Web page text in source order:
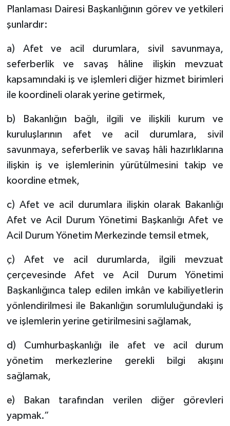
Planlaması Dairesi Başkanlığının görev ve yetkileri
şunlardır:
a) Afet ve acil durumlara, sivil savunmaya,
seferberlik ve savaş hâline ilişkin mevzuat
kapsamındaki iş ve işlemleri diğer hizmet birimleri
ile koordineli olarak yerine getirmek,
b) Bakanlığın bağlı, ilgili ve ilişkili kurum ve
kuruluşlarının afet ve acil durumlara, sivil
savunmaya, seferberlik ve savaş hâli hazırlıklarına
ilişkin iş ve işlemlerinin yürütülmesini takip ve
koordine etmek,
c) Afet ve acil durumlara ilişkin olarak Bakanlığı
Afet ve Acil Durum Yönetimi Başkanlığı Afet ve
Acil Durum Yönetim Merkezinde temsil etmek,
ç) Afet ve acil durumlarda, ilgili mevzuat
çerçevesinde Afet ve Acil Durum Yönetimi
Başkanlığınca talep edilen imkân ve kabiliyetlerin
yönlendirilmesi ile Bakanlığın sorumluluğundaki iş
ve işlemlerin yerine getirilmesini sağlamak,
d) Cumhurbaşkanlığı ile afet ve acil durum
yönetim merkezlerine gerekli bilgi akışını
sağlamak,
e) Bakan tarafından verilen diğer görevleri
yapmak.”